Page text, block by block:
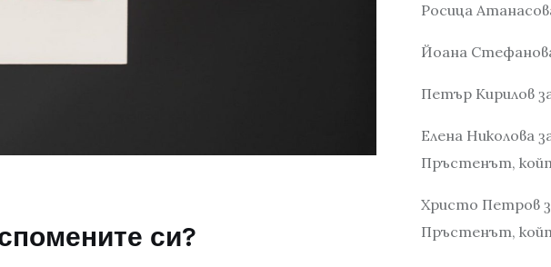
си?
Росица
Йоана
Петър Кирилов
Елена Николова
Пръстенът,
Христо Петров
Пръстенът,